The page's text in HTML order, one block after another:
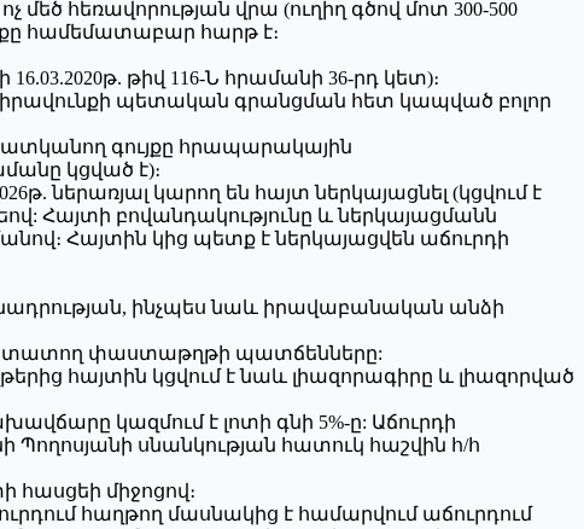
մեծ հեռավորության վրա (ուղիղ գծով մոտ 300-500
համեմատաբար հարթ է։
թիվ 116-Ն հրամանի 36-րդ կետ)։
պետական գրանցման հետ կապված բոլոր
գույքը հրապարակային
կցված է)։
ներառյալ կարող են հայտ ներկայացնել (կցվում է
Հայտի բովանդակությունը և ներկայացմանն
Հայտին կից պետք է ներկայացվեն աճուրդի
ինչպես նաև իրավաբանական անձի
փաստաթղթի պատճենները:
հայտին կցվում է նաև լիազորագիրը և լիազորված
կազմում է լոտի գնի 5%-ը: Աճուրդի
սնանկության հատուկ հաշվին հ/հ
հասցեի միջոցով։
հաղթող մասնակից է համարվում աճուրդում